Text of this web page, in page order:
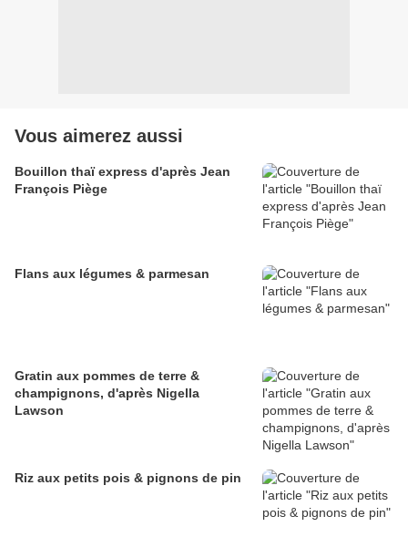
Vous aimerez aussi
Bouillon thaï express d'après Jean
François Piège
Flans aux légumes & parmesan
Gratin aux pommes de terre &
champignons, d'après Nigella
Lawson
Riz aux petits pois & pignons de pin